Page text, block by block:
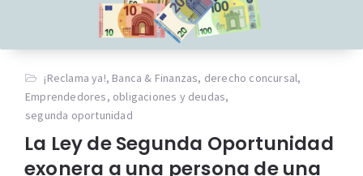
¡Reclama ya!, Banca & Finanzas, derecho concursal,
Emprendedores, obligaciones y deudas,
segunda oportunidad
La Ley de Segunda Oportunidad
exonera a una persona de una